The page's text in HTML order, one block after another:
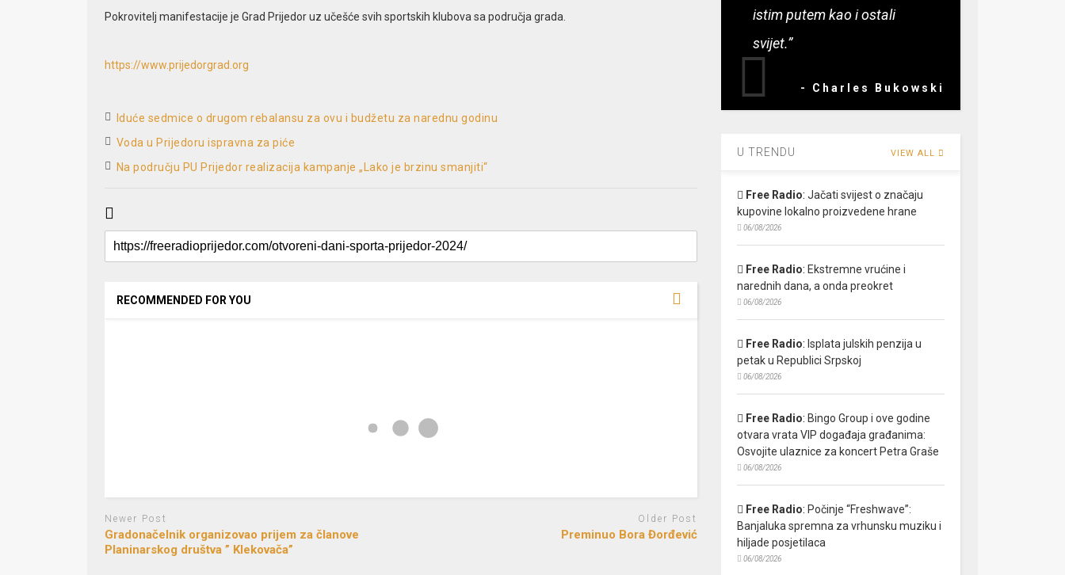
Pokrovitelj manifestacije je Grad Prijedor uz učešće svih sportskih klubova sa područja grada.
https://www.prijedorgrad.org
Iduće sedmice o drugom rebalansu za ovu i budžetu za narednu godinu
Voda u Prijedoru ispravna za piće
Na području PU Prijedor realizacija kampanje „Lako je brzinu smanjiti“
RECOMMENDED FOR YOU
Newer Post
Gradonačelnik organizovao prijem za članove
Planinarskog društva ” Klekovača”
Older Post
Preminuo Bora Đorđević
istim putem kao i ostali
svijet.”
- Charles Bukowski
U TRENDU VIEW ALL
Free Radio: Jačati svijest o značaju
kupovine lokalno proizvedene hrane
06/08/2026
Free Radio: Ekstremne vrućine i
narednih dana, a onda preokret
06/08/2026
Free Radio: Isplata julskih penzija u
petak u Republici Srpskoj
06/08/2026
Free Radio: Bingo Group i ove godine
otvara vrata VIP događaja građanima:
Osvojite ulaznice za koncert Petra Graše
06/08/2026
Free Radio: Počinje “Freshwave”:
Banjaluka spremna za vrhunsku muziku i
hiljade posjetilaca
06/08/2026